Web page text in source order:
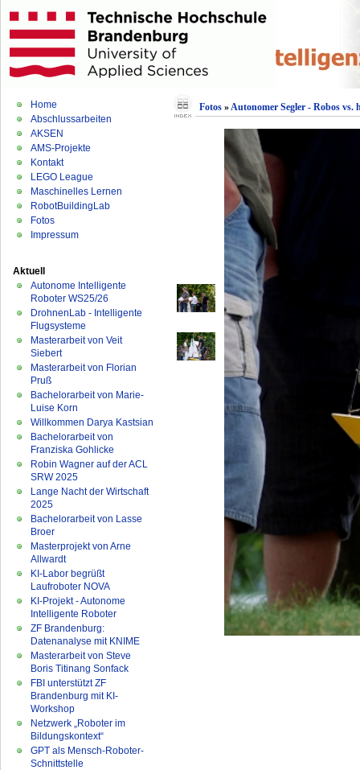
Home
Abschlussarbeiten
AKSEN
AMS-Projekte
Kontakt
LEGO League
Maschinelles Lernen
RobotBuildingLab
Fotos
Impressum
Aktuell
Autonome Intelligente
Roboter WS25/26
DrohnenLab - Intelligente
Flugsysteme
Masterarbeit von Veit
Siebert
Masterarbeit von Florian
Pruß
Bachelorarbeit von Marie-
Luise Korn
Willkommen Darya Kastsian
Bachelorarbeit von
Franziska Gohlicke
Robin Wagner auf der ACL
SRW 2025
Lange Nacht der Wirtschaft
2025
Bachelorarbeit von Lasse
Broer
Masterprojekt von Arne
Allwardt
KI-Labor begrüßt
Laufroboter NOVA
KI-Projekt - Autonome
Intelligente Roboter
ZF Brandenburg:
Datenanalyse mit KNIME
Masterarbeit von Steve
Boris Titinang Sonfack
FBI unterstützt ZF
Brandenburg mit KI-
Workshop
Netzwerk „Roboter im
Bildungskontext“
GPT als Mensch-Roboter-
Schnittstelle
Fotos»Autonomer Segler - Robos vs.